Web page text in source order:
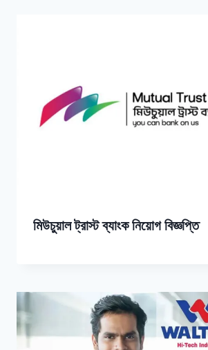
মিউচুয়াল ট্রাস্ট ব্যাংক নিয়োগ বিজ্ঞপ্তি